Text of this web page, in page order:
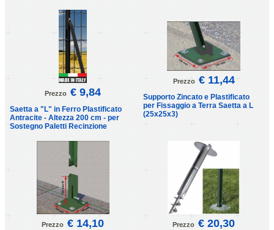
Prezzo € 9,84
Saetta a "L" in Ferro Plastificato
Antracite - Altezza 200 cm - per
Sostegno Paletti Recinzione
Prezzo € 11,44
Supporto Zincato e Plastificato
per Fissaggio a Terra Saetta a L
(25x25x3)
Prezzo € 14,10 Prezzo € 20,30